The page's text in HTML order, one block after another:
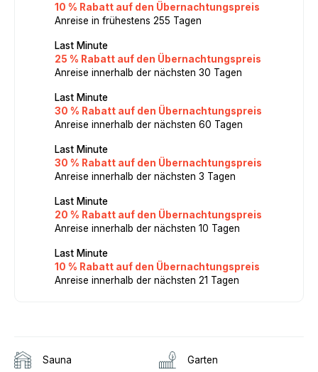
10 % Rabatt auf den Übernachtungspreis
Anreise in frühestens 255 Tagen
Last Minute
25 % Rabatt auf den Übernachtungspreis
Anreise innerhalb der nächsten 30 Tagen
Last Minute
30 % Rabatt auf den Übernachtungspreis
Anreise innerhalb der nächsten 60 Tagen
Last Minute
30 % Rabatt auf den Übernachtungspreis
Anreise innerhalb der nächsten 3 Tagen
Last Minute
20 % Rabatt auf den Übernachtungspreis
Anreise innerhalb der nächsten 10 Tagen
Last Minute
10 % Rabatt auf den Übernachtungspreis
Anreise innerhalb der nächsten 21 Tagen
Sauna Garten